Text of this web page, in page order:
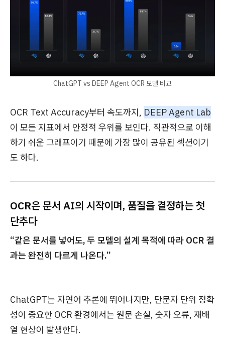
ChatGPT vs DEEP Agent OCR 모델 비교
OCR Text Accuracy부터 속도까지, DEEP Agent Lab
이 모든 지표에서 안정적 우위를 보인다. 직관적으로 이해
하기 쉬운 그래프이기 때문에 가장 많이 공유된 섹션이기
도 하다.
OCR은 문서 AI의 시작이며, 품질을 결정하는 첫
단추다
“같은 문서를 넣어도, 두 모델의 설계 목적에 따라 OCR 결
과는 완전히 다르게 나온다.”
ChatGPT는 자연어 추론에 뛰어나지만, 단문자 단위 정확
성이 중요한 OCR 환경에서는 원문 손실, 숫자 오류, 재배
열 현상이 발생한다.